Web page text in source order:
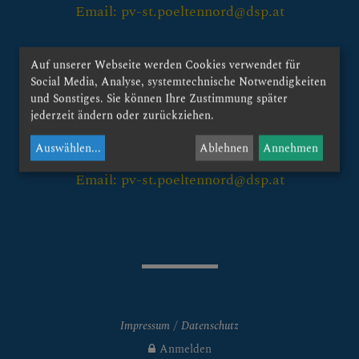
Mitarbeiter
Mesner
Blumenschmuck
Organisten
Kantoren
Pfarrgemeinderat
Gottesdienste & Termine
Christliches Leben &
Email: pv-st.poeltennord@dsp.at
Kontakt:
röm. kath. Stadtpfarramt St. Pölten-Viehofen
Austinstrasse 21
3107 St. Pölten-Traisenpark
Tel.: +43-2742-361934
Email: pv-st.poeltennord@dsp.at
Impressum
Datenschutz
Anmelden
Auf unserer Webseite werden Cookies verwendet für
Social Media, Analyse, systemtechnische Notwendigkeiten
und Sonstiges. Sie können Ihre Zustimmung später
jederzeit ändern oder zurückziehen.
Auswählen... Ablehnen Annehmen